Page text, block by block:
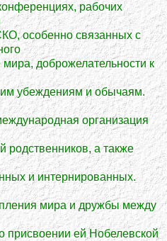
рабочих
особенно связанных с
доброжелательности к
убеждениям и обычаям.
организация
родственников, а также
и интернированных.
мира и дружбы между
присвоении ей Нобелевской